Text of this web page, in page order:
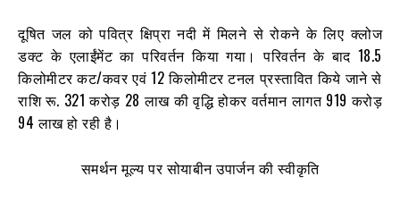
दूषित जल को पवित्र क्षिप्रा नदी में मिलने से रोकने के लिए क्लोज
डक्ट के एलाईंमेंट का परिवर्तन किया गया। परिवर्तन के बाद 18.5
किलोमीटर कट/कवर एवं 12 किलोमीटर टनल प्रस्तावित किये जाने से
राशि रू. 321 करोड़ 28 लाख की वृद्धि होकर वर्तमान लागत 919 करोड़
94 लाख हो रही है।
समर्थन मूल्य पर सोयाबीन उपार्जन की स्वीकृति